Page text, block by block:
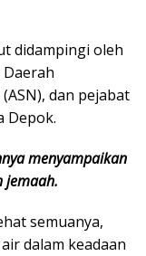
didampingi oleh
dan pejabat
Depok.
menyampaikan
jemaah.
semuanya,
dalam keadaan